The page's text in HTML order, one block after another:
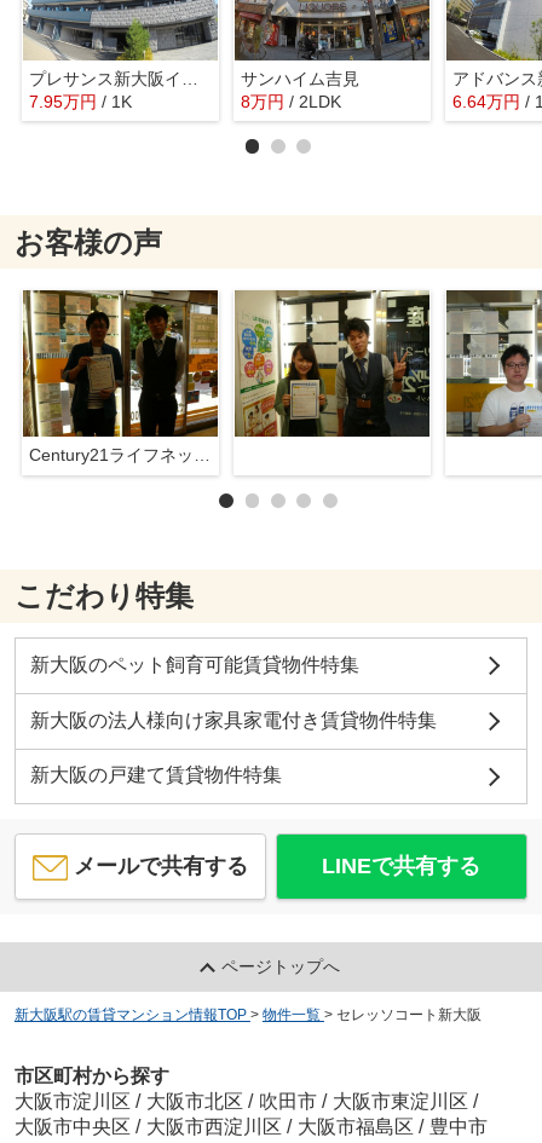
プレサンス新大阪イオリア
7.95万円 / 1K
サンハイム吉見
8万円 / 2LDK 6.64万円 /
お客様の声
こだわり特集
新大阪のペット飼育可能賃貸物件特集
新大阪の法人様向け家具家電付き賃貸物件特集
新大阪の戸建て賃貸物件特集
メールで共有する LINEで共有する
ページトップへ
新大阪駅の賃貸マンション情報TOP > 物件一覧 > セレッソコート新大阪
市区町村から探す
大阪市淀川区 / 大阪市北区 / 吹田市 / 大阪市東淀川区 /
大阪市中央区 / 大阪市西淀川区 / 大阪市福島区 / 豊中市